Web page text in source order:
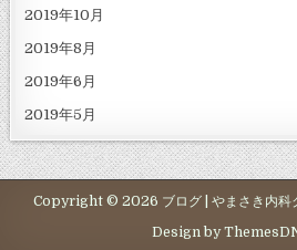
2019年10月
2019年8月
2019年6月
2019年5月
Copyright © 2026 ブログ | やまさき内科
Design by